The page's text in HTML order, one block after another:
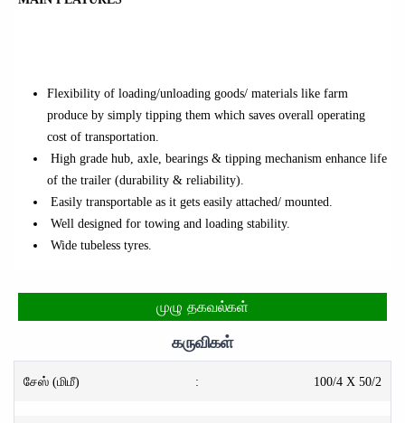
Flexibility of loading/unloading goods/ materials like farm
produce by simply tipping them which saves overall operating
cost of transportation.
High grade hub, axle, bearings & tipping mechanism enhance life
of the trailer (durability & reliability).
Easily transportable as it gets easily attached/ mounted.
Well designed for towing and loading stability.
Wide tubeless tyres.
முழு தகவல்கள்
கருவிகள்
சேஸ் (மிமீ) : 100/4 X 50/2